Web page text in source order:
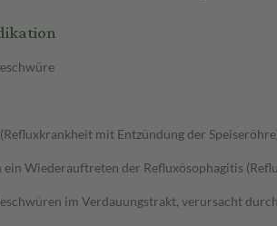
mit Entzündung der
ein Wiederauftreten der Refluxösophagitis
im Verdauungstrakt, verursacht